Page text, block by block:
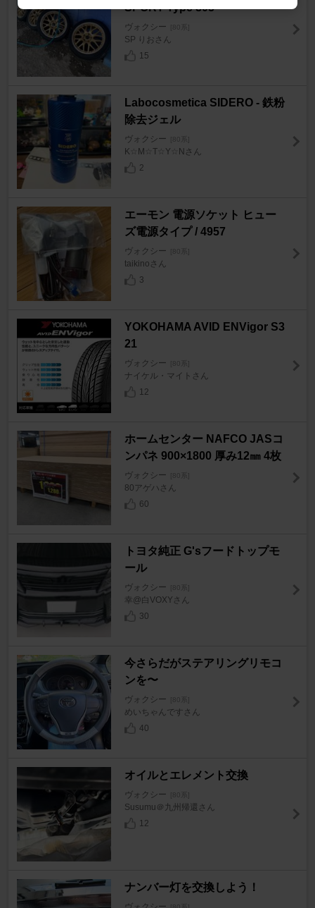
SPORT Type 805
ヴォクシー [80系]
SP りおさん
15
Labocosmetica SIDERO - 鉄粉
除去ジェル
ヴォクシー [80系]
K☆M☆T☆Y☆Nさん
2
エーモン 電源ソケット ヒュー
ズ電源タイプ / 4957
ヴォクシー [80系]
taikinoさん
3
YOKOHAMA AVID ENVigor S3
21
ヴォクシー [80系]
ナイケル・マイトさん
12
ホームセンター NAFCO JASコ
ンパネ 900×1800 厚み12㎜ 4枚
ヴォクシー [80系]
80アゲハさん
60
トヨタ純正 G'sフードトップモ
ール
ヴォクシー [80系]
幸@白VOXYさん
30
今さらだがステアリングリモコ
ンを〜
ヴォクシー [80系]
めいちゃんですさん
40
オイルとエレメント交換
ヴォクシー [80系]
Susumu＠九州帰還さん
12
ナンバー灯を交換しよう！